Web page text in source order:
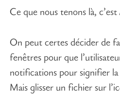
Ce que nous tenons là, c’est
On peut certes décider de
fenêtres pour que
notifications pour signifier
Mais glisser un fichier sur